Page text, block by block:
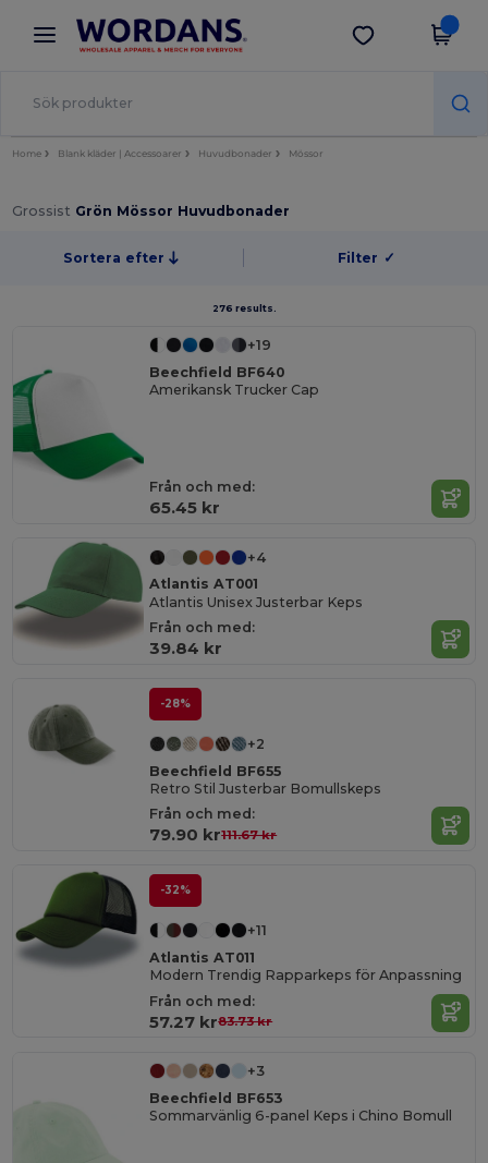
× Wordans-app
Bättre priser i appen!
Hämta app
Home Blank kläder | Accessoarer Huvudbonader Mössor
Grossist Grön Mössor Huvudbonader
Sortera efter Filter ✓
276 results.
+19
Beechfield BF640
Amerikansk Trucker Cap
Från och med:
65.45 kr
+4
Atlantis AT001
Atlantis Unisex Justerbar Keps
Från och med:
39.84 kr
-28%
+2
Beechfield BF655
Retro Stil Justerbar Bomullskeps
Från och med:
79.90 kr111.67 kr
-32%
+11
Atlantis AT011
Modern Trendig Rapparkeps för Anpassning
Från och med:
57.27 kr83.73 kr
+3
Beechfield BF653
Sommarvänlig 6-panel Keps i Chino Bomull